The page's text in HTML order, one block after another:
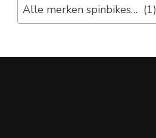
Alle merken spinbikes… (1)